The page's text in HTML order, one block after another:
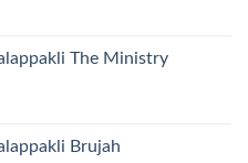
The Ministry
Brujah